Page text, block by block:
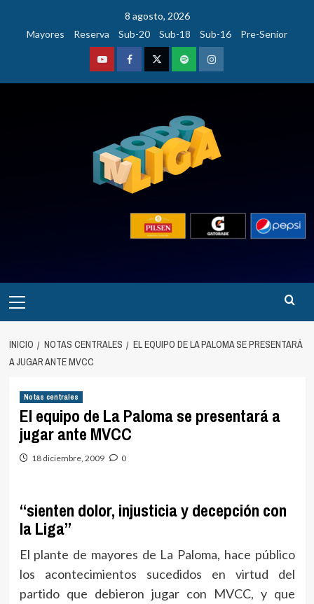
contenido
8 agosto, 2026
Mayores
Reserva Sub-20 Sub-18 Sub-16 Pre-Senior
YoutubeFacebookTwitterPodcastInstagram
principal
INICIO NOTAS CENTRALES
EL EQUIPO DE LA PALOMA SE PRESENTARÁ
A JUGAR ANTE MVCC
Notas centrales
El equipo de La Paloma se presentará a
jugar ante MVCC
18 diciembre, 2009 0
“sienten dolor, injusticia y decepción con
la Liga”
El plante de mayores de La Paloma, hace público
los acontecimientos sucedidos en virtud del
partido que debieron jugar con MVCC, y que